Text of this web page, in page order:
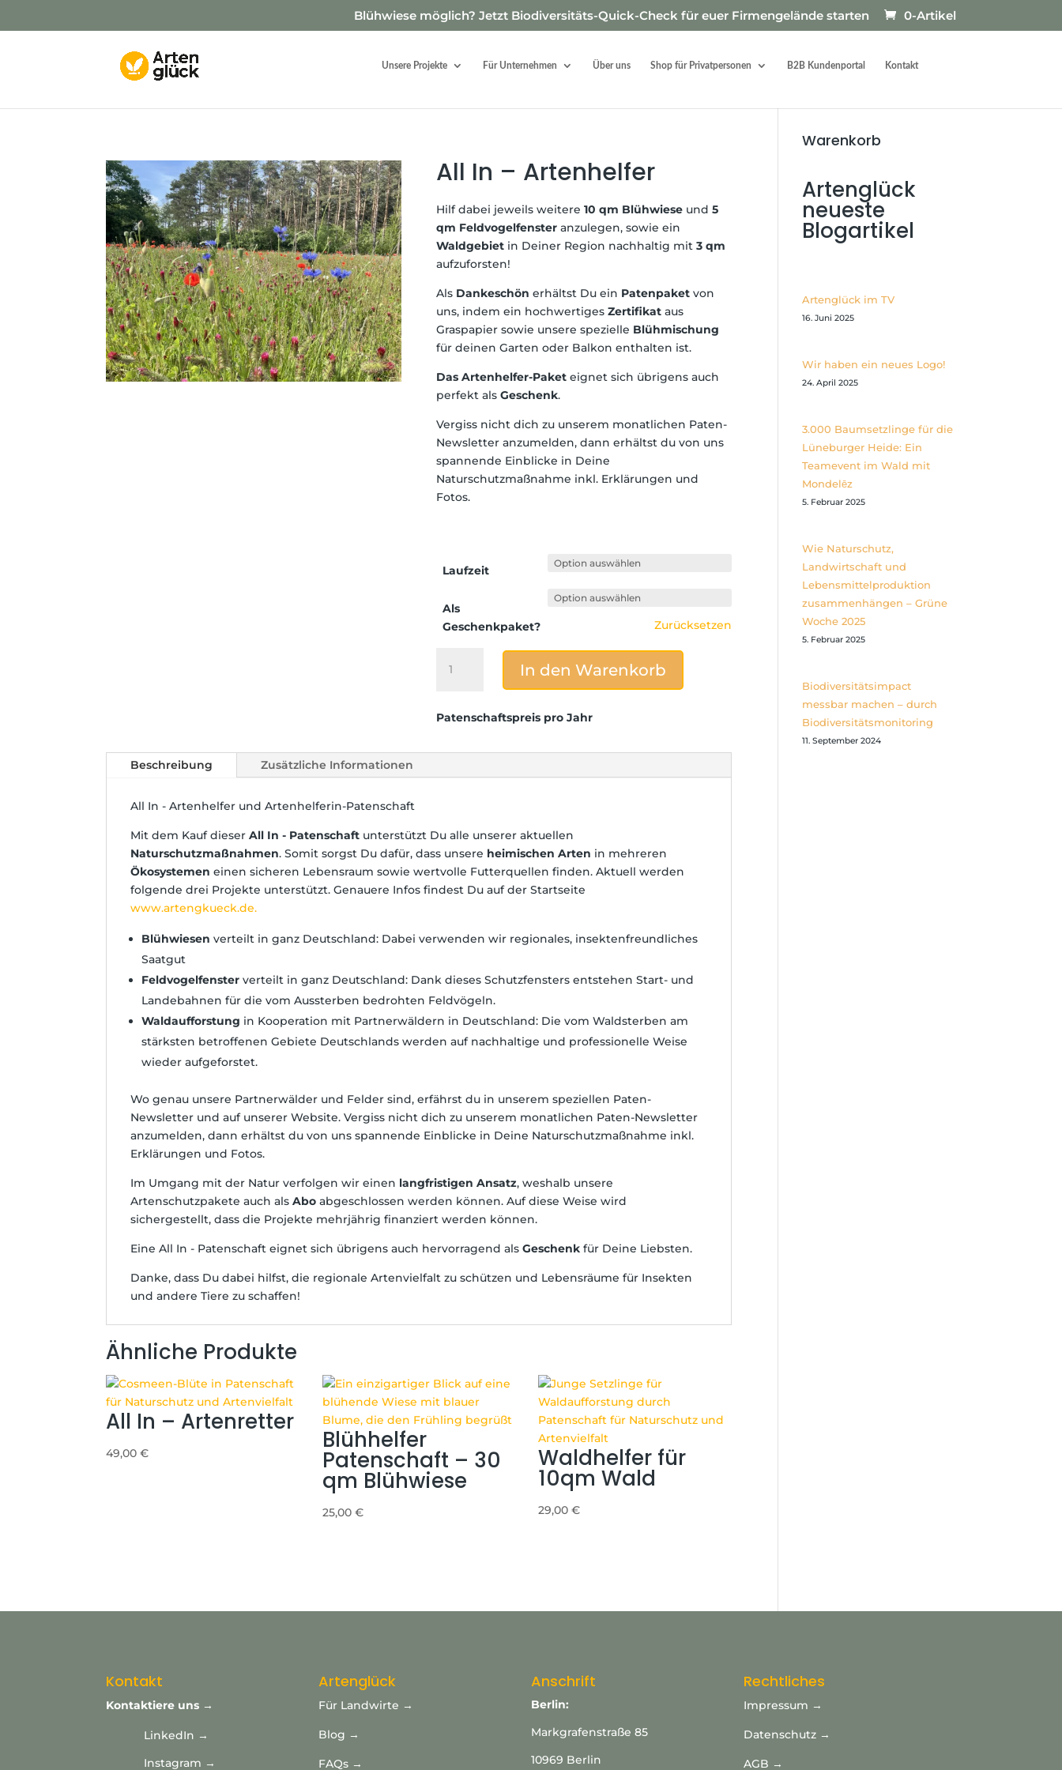
Blühwiese möglich? Jetzt Biodiversitäts-Quick-Check für euer Firmengelände starten 0-Artikel
Unsere Projekte Für Unternehmen Über uns Shop für Privatpersonen B2B Kundenportal Kontakt
All In – Artenhelfer
Hilf dabei jeweils weitere 10 qm Blühwieseund 5
qm Feldvogelfensteranzulegen, sowie ein
Waldgebietin Deiner Region nachhaltig mit 3 qm
aufzuforsten!
Als Dankeschön erhältst Du ein Patenpaketvon
uns, indem ein hochwertiges Zertifikataus
Graspapier sowie unsere spezielle Blühmischung
für deinen Garten oder Balkon enthalten ist.
Das Artenhelfer-Paketeignet sich übrigens auch
perfekt als Geschenk.
Vergiss nicht dich zu unserem monatlichen Paten-
Newsletter anzumelden, dann erhältst du von uns
spannende Einblicke in Deine
Naturschutzmaßnahme inkl. Erklärungen und
Fotos.
Laufzeit
Als
Geschenkpaket?
Zurücksetzen
Artenhelfer
In den Warenkorb
Patenschaftspreis pro Jahr
Beschreibung Zusätzliche Informationen
All In - Artenhelfer und Artenhelferin-Patenschaft
Mit dem Kauf dieser All In - Patenschaft unterstützt Du alle unserer aktuellen
Naturschutzmaßnahmen. Somit sorgst Du dafür, dass unsere heimischen Arten in mehreren
Ökosystemen einen sicheren Lebensraum sowie wertvolle Futterquellen finden. Aktuell werden
folgende drei Projekte unterstützt. Genauere Infos findest Du auf der Startseite
www.artengkueck.de.
Blühwiesen verteilt in ganz Deutschland: Dabei verwenden wir regionales, insektenfreundliches
Saatgut
Feldvogelfenster verteilt in ganz Deutschland: Dank dieses Schutzfensters entstehen Start- und
Landebahnen für die vom Aussterben bedrohten Feldvögeln.
Waldaufforstung in Kooperation mit Partnerwäldern in Deutschland: Die vom Waldsterben am
stärksten betroffenen Gebiete Deutschlands werden auf nachhaltige und professionelle Weise
wieder aufgeforstet.
Wo genau unsere Partnerwälder und Felder sind, erfährst du in unserem speziellen Paten-
Newsletter und auf unserer Website. Vergiss nicht dich zu unserem monatlichen Paten-Newsletter
anzumelden, dann erhältst du von uns spannende Einblicke in Deine Naturschutzmaßnahme inkl.
Erklärungen und Fotos.
Im Umgang mit der Natur verfolgen wir einen langfristigen Ansatz, weshalb unsere
Artenschutzpakete auch alsAbo abgeschlossen werden können. Auf diese Weise wird
sichergestellt, dass die Projekte mehrjährig finanziert werden können.
Eine All In - Patenschaft eignet sich übrigens auch hervorragend alsGeschenk für Deine Liebsten.
Danke, dass Du dabei hilfst, die regionale Artenvielfalt zu schützen und Lebensräume für Insekten
und andere Tiere zu schaffen!
Ähnliche Produkte
All In – Artenretter
49,00€ Blühhelfer
Patenschaft – 30
qm Blühwiese
25,00 €
Waldhelfer für
10qm Wald
29,00€
Warenkorb
Artenglück
neueste
Blogartikel
Artenglück im TV
16. Juni 2025
Wir haben ein neues Logo!
24. April 2025
3.000 Baumsetzlinge für die
Lüneburger Heide: Ein
Teamevent im Wald mit
Mondelēz
5. Februar 2025
Wie Naturschutz,
Landwirtschaft und
Lebensmittelproduktion
zusammenhängen – Grüne
Woche 2025
5. Februar 2025
Biodiversitätsimpact
messbar machen – durch
Biodiversitätsmonitoring
11. September 2024
Kontakt
Kontaktiere uns →
LinkedIn →
Instagram →
Artenglück
Für Landwirte →
Blog →
FAQs →
Anschrift
Berlin:
Markgrafenstraße 85
10969 Berlin
Rechtliches
Impressum →
Datenschutz →
AGB →